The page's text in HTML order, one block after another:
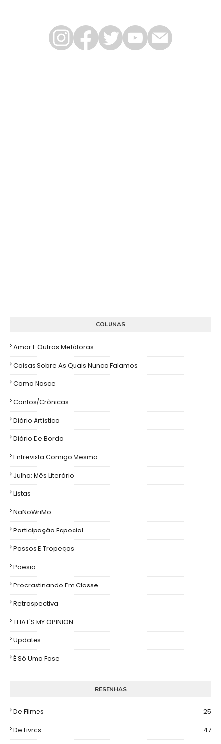
COLUNAS
Amor E Outras Metáforas
Coisas Sobre As Quais Nunca Falamos
Como Nasce
Contos/Crônicas
Diário Artístico
Diário De Bordo
Entrevista Comigo Mesma
Julho: Mês Literário
Listas
NaNoWriMo
Participação Especial
Passos E Tropeços
Poesia
Procrastinando Em Classe
Retrospectiva
THAT'S MY OPINION
Updates
É Só Uma Fase
RESENHAS
De Filmes
25
De Livros
47